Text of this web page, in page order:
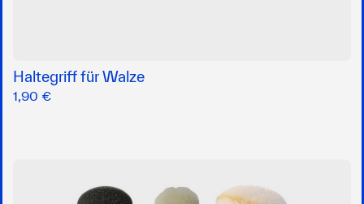
Haltegriff für Walze
1,90 €